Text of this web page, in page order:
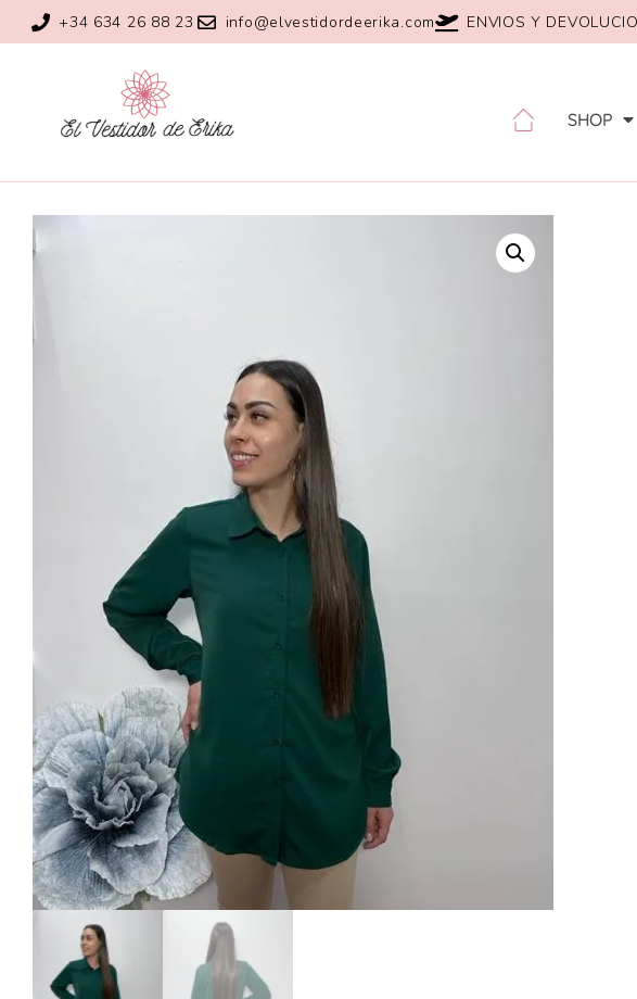
+34 634 26 88 23 info@elvestidordeerika.com ENVIOS Y
SHOP